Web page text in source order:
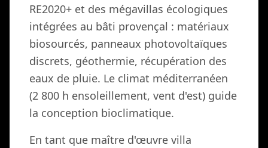
RE2020+ et des mégavillas écologiques
intégrées au bâti provençal : matériaux
biosourcés, panneaux photovoltaïques
discrets, géothermie, récupération des
eaux de pluie. Le climat méditerranéen
(2 800 h ensoleillement, vent d'est) guide
la conception bioclimatique.
En tant que maître d'œuvre villa